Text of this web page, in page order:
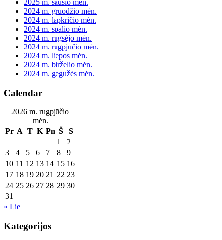
2025 m. sausio mėn.
2024 m. gruodžio mėn.
2024 m. lapkričio mėn.
2024 m. spalio mėn.
2024 m. rugsėjo mėn.
2024 m. rugpjūčio mėn.
2024 m. liepos mėn.
2024 m. birželio mėn.
2024 m. gegužės mėn.
Calendar
2026 m. rugpjūčio
mėn.
Pr A T K Pn Š
S
1
2
3
4 5 6 7 8
9
10 11 12 13 14 15 16
17 18 19 20 21 22 23
24 25 26 27 28 29 30
31
« Lie
Kategorijos